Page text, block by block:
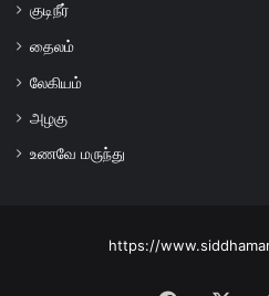
குடிநீர்
தைலம்
லேகியம்
அழகு
உணவே மருந்து
https://